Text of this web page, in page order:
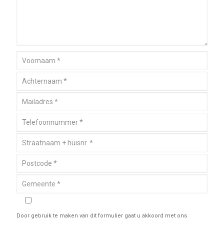
Door gebruik te maken van dit formulier gaat u akkoord met ons